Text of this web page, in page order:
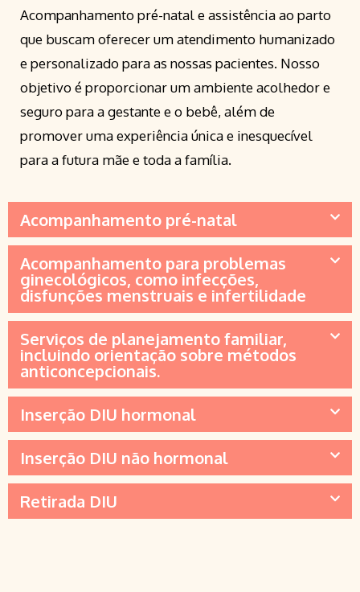
Acompanhamento pré-natal e assistência ao parto
que buscam oferecer um atendimento humanizado
e personalizado para as nossas pacientes. Nosso
objetivo é proporcionar um ambiente acolhedor e
seguro para a gestante e o bebê, além de
promover uma experiência única e inesquecível
para a futura mãe e toda a família.
Acompanhamento pré-natal
Acompanhamento para problemas
ginecológicos, como infecções,
disfunções menstruais e infertilidade
Serviços de planejamento familiar,
incluindo orientação sobre métodos
anticoncepcionais.
Inserção DIU hormonal
Inserção DIU não hormonal
Retirada DIU